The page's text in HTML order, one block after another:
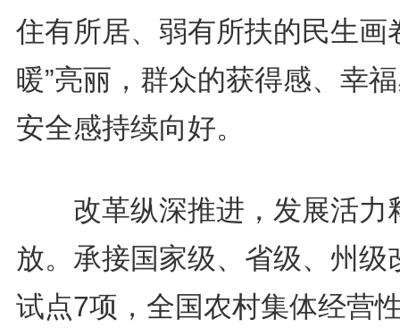
住有所居、弱有所扶的民生画
暖”亮丽，群众的获得感、幸
安全感持续向好。
改革纵深推进，发展活力
放。承接国家级、省级、州级
试点7项，全国农村集体经营